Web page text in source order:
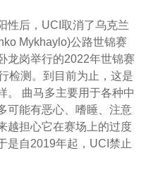
性后，UCI取消了乌克兰
Mykhaylo)公路世锦赛
龙岗举行的2022年世锦赛
检测。到目前为止，这是
。 曲马多主要用于各种中
可能有恶心、嗜睡、注意
越担心它在赛场上的过度
是自2019年起，UCI禁止